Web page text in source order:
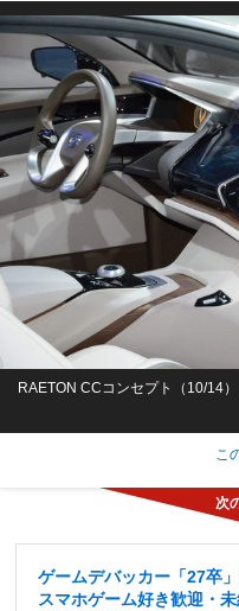
RAETON CCコンセプト（10/14）
こ
ゲームデバッカー「27卒
スマホゲーム好き歓迎・